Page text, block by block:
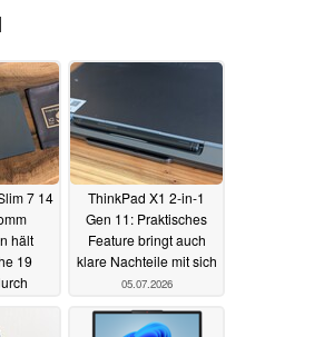
7 14
hält
19
ThinkPad X1 2-in-1
Gen 11: Praktisches
Feature bringt auch
klare Nachteile mit sich
05.07.2026